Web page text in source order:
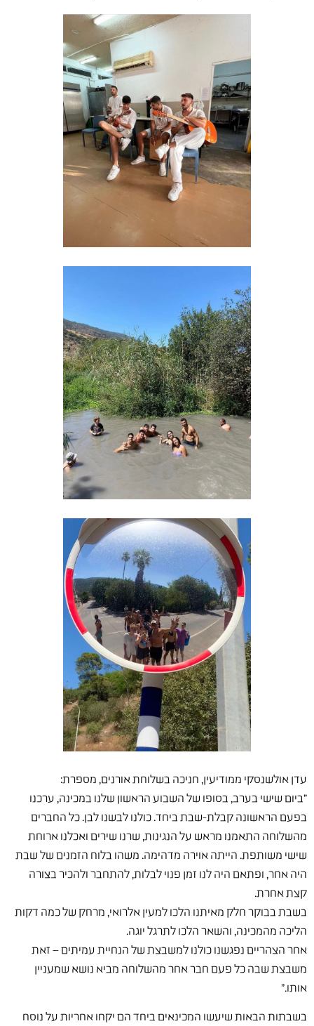
עדן אולשנסקי ממודיעין, חניכה בשלוחת אורנים, מספרת:
"ביום שישי בערב, בסופו של השבוע הראשון שלנו במכינה, ערכנו
בפעם הראשונה קבלת-שבת ביחד. כולנו לבשנו לבן. כל החברים
מהשלוחה התאמנו מראש על הנגינות, שרנו שירים ואכלנו ארוחת
שישי משותפת. הייתה אוירה מדהימה. משהו בלוח הזמנים של שבת
היה אחר, ופתאם היה לנו זמן פנוי לבלות, להתחבר ולהכיר בצורה
קצת אחרת.
בשבת בבוקר חלק מאיתנו הלכו למעין אלרואי, מרחק של כמה דקות
הליכה מהמכינה, והשאר הלכו לתרגל יוגה.
אחר הצהריים נפגשנו כולנו למשבצת של הנחיית עמיתים – זאת
משבצת שבה כל פעם חבר אחר מהשלוחה מביא נושא שמעניין
אותו."
בשבתות הבאות שיעשו המכינאים ביחד הם יקחו אחריות על נוסח